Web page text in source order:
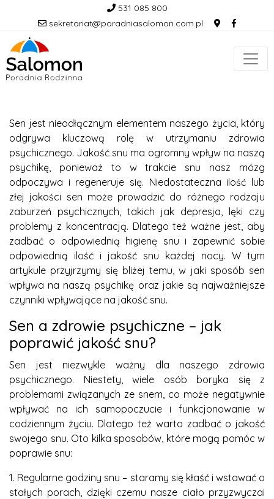
531 085 800
sekretariat@poradniasalomon.com.pl
Sen jest nieodłącznym elementem naszego życia, który
odgrywa kluczową rolę w utrzymaniu zdrowia
psychicznego. Jakość snu ma ogromny wpływ na naszą
psychikę, ponieważ to w trakcie snu nasz mózg
odpoczywa i regeneruje się. Niedostateczna ilość lub
złej jakości sen może prowadzić do różnego rodzaju
zaburzeń psychicznych, takich jak depresja, lęki czy
problemy z koncentracją. Dlatego też ważne jest, aby
zadbać o odpowiednią higienę snu i zapewnić sobie
odpowiednią ilość i jakość snu każdej nocy. W tym
artykule przyjrzymy się bliżej temu, w jaki sposób sen
wpływa na naszą psychikę oraz jakie są najważniejsze
czynniki wpływające na jakość snu.
Sen a zdrowie psychiczne – jak
poprawić jakość snu?
Sen jest niezwykle ważny dla naszego zdrowia
psychicznego. Niestety, wiele osób boryka się z
problemami związanych ze snem, co może negatywnie
wpływać na ich samopoczucie i funkcjonowanie w
codziennym życiu. Dlatego też warto zadbać o jakość
swojego snu. Oto kilka sposobów, które mogą pomóc w
poprawie snu:
1. Regularne godziny snu – staramy się kłaść i wstawać o
stałych porach, dzięki czemu nasze ciało przyzwyczai